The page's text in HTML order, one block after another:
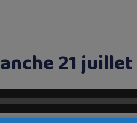
21 juillet